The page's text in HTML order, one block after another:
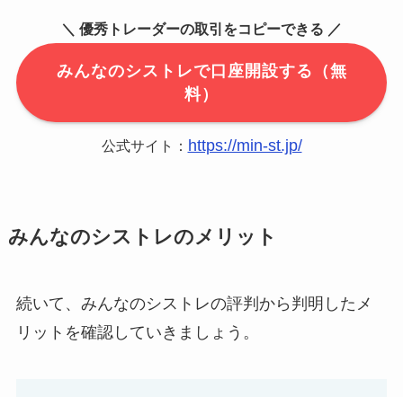
＼ 優秀トレーダーの取引をコピーできる ／
みんなのシストレで口座開設する（無
料）
公式サイト： https://min-st.jp/
みんなのシストレのメリット
続いて、みんなのシストレの評判から判明したメ
リットを確認していきましょう。